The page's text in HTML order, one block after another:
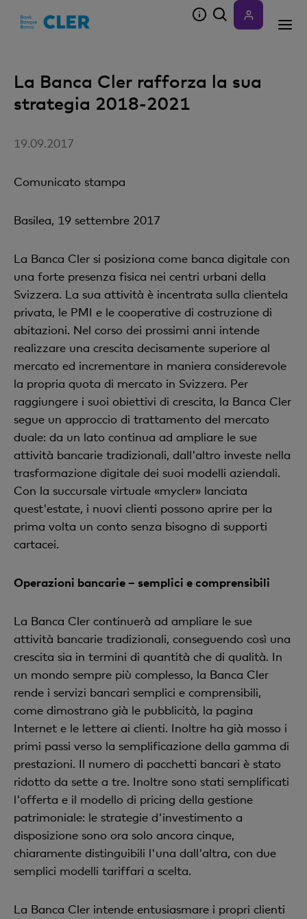
La Banca Cler rafforza la sua
strategia 2018-2021
19.09.2017
Comunicato stampa
Basilea, 19 settembre 2017
La Banca Cler si posiziona come banca digitale con
una forte presenza fisica nei centri urbani della
Svizzera. La sua attività è incentrata sulla clientela
privata, le PMI e le cooperative di costruzione di
abitazioni. Nel corso dei prossimi anni intende
realizzare una crescita decisamente superiore al
mercato ed incrementare in maniera considerevole
la propria quota di mercato in Svizzera. Per
raggiungere i suoi obiettivi di crescita, la Banca Cler
segue un approccio di trattamento del mercato
duale: da un lato continua ad ampliare le sue
attività bancarie tradizionali, dall'altro investe nella
trasformazione digitale dei suoi modelli aziendali.
Con la succursale virtuale «mycler» lanciata
quest'estate, i nuovi clienti possono aprire per la
prima volta un conto senza bisogno di supporti
cartacei.
Operazioni bancarie – semplici e comprensibili
La Banca Cler continuerà ad ampliare le sue
attività bancarie tradizionali, conseguendo così una
crescita sia in termini di quantità che di qualità. In
un mondo sempre più complesso, la Banca Cler
rende i servizi bancari semplici e comprensibili,
come dimostrano già le pubblicità, la pagina
Internet e le lettere ai clienti. Inoltre ha già mosso i
primi passi verso la semplificazione della gamma di
prestazioni. Il numero di pacchetti bancari è stato
ridotto da sette a tre. Inoltre sono stati semplificati
l'offerta e il modello di pricing della gestione
patrimoniale: le strategie d'investimento a
disposizione sono ora solo ancora cinque,
chiaramente distinguibili l'una dall'altra, con due
semplici modelli tariffari a scelta.
La Banca Cler intende entusiasmare i propri clienti